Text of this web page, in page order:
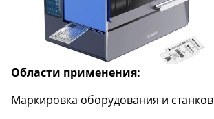
Области применения:
Маркировка оборудования и станков